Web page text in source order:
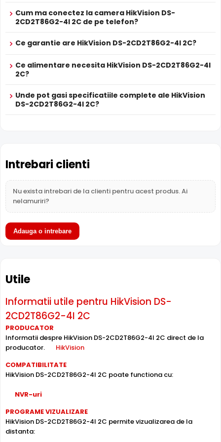
intensitatea iluminatorului in infrarosu in functie de
distanta obiectului, eliminand riscul de suprasaturare a
FunctiaTRUE WDR oferita de senzorul de imagine al
camerei HikVision DS-2CD2T86G2-4I 2C, compenseaza
zone cu contrast puternic de iluminare, oferind detalii
HikVision DS-2CD2T86G2-4I 2C suporta alimentare
over Ethernet (PoE)
, primind atat date cat si alimentare
prin acelasi cablu de retea. Simplifica instalarea
semnificativ, eliminand necesitatea unui cablu de
alimentare separat.
Inregistrare pe Card
HikVision DS-2CD2T86G2-4I 2C dispune de
microSDincorporat, permitand inregistrarea locala
fara DVR/NVR.
Lentila Fixa
Camera HikVision DS-2CD2T86G2-4I 2C are o
Cum ma conectez la camera HikVision DS-
2CD2T86G2-4I 2C de pe telefon?
Ce garantie are HikVision DS-2CD2T86G2-4I 2C?
Ce alimentare necesita HikVision DS-2CD2T86G2-4I
2C?
Unde pot gasi specificatiile complete ale HikVision
DS-2CD2T86G2-4I 2C?
Intrebari clienti
Nu exista intrebari de la clienti pentru acest produs. Ai
nelamuriri?
Adauga o intrebare
Utile
Informatii utile pentru HikVision DS-
2CD2T86G2-4I 2C
PRODUCATOR
Informatii despre HikVision DS-2CD2T86G2-4I 2C direct de la
producator.
HikVision
COMPATIBILITATE
HikVision DS-2CD2T86G2-4I 2C poate functiona cu:
NVR-uri
PROGRAME VIZUALIZARE
HikVision DS-2CD2T86G2-4I 2C permite vizualizarea de la
distanta: